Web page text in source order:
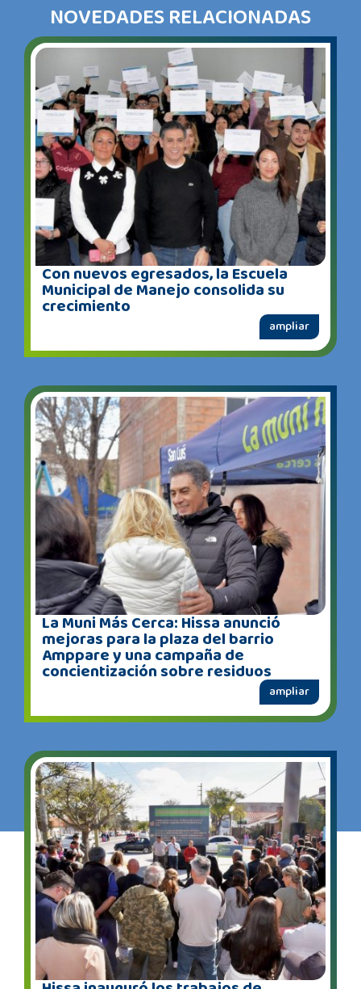
NOVEDADES RELACIONADAS
Con nuevos egresados, la Escuela
Municipal de Manejo consolida su
crecimiento
ampliar
La Muni Más Cerca: Hissa anunció
mejoras para la plaza del barrio
Amppare y una campaña de
concientización sobre residuos
ampliar